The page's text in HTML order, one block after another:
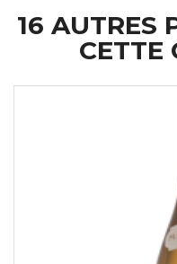
16 AUTRES
CETTE